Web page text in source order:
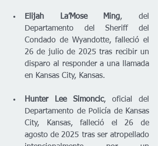
Elijah La’Mose Ming, del
Departamento del Sheriff del
Condado de Wyandotte, falleció el
26 de julio de 2025 tras recibir un
disparo al responder a una llamada
en Kansas City, Kansas.
Hunter Lee Simoncic, oficial del
Departamento de Policía de Kansas
City, Kansas, falleció el 26 de
agosto de 2025 tras ser atropellado